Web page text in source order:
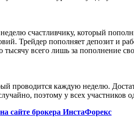
счастливчику, который
Трейдер пополняет депозит и
всего лишь за пополнение
проводится каждую неделю.
поэтому у всех участников
на сайте брокера ИнстаФорекс